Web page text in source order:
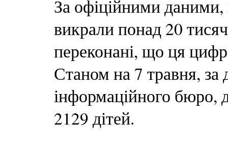
За офіційними даними,
викрали понад 20
переконані, що ця
Станом на 7 травня,
інформаційного бюро,
2129 дітей.